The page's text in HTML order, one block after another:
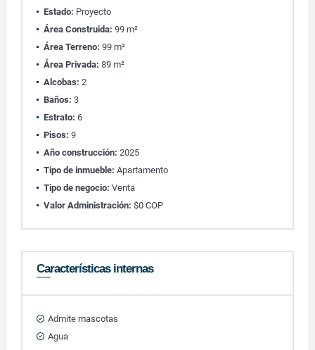
Estado: Proyecto
Área Construida: 99 m²
Área Terreno: 99 m²
Área Privada: 89 m²
Alcobas: 2
Baños: 3
Estrato: 6
Pisos: 9
Año construcción: 2025
Tipo de inmueble: Apartamento
Tipo de negocio: Venta
Valor Administración: $0 COP
Características internas
Admite mascotas
Agua